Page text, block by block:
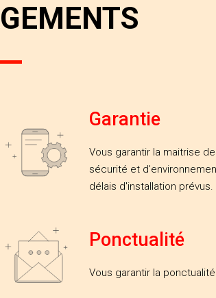
Garantie
Vous garantir la maitrise
sécurité et
délais d'installation prévus.
Ponctualité
Vous garantir la